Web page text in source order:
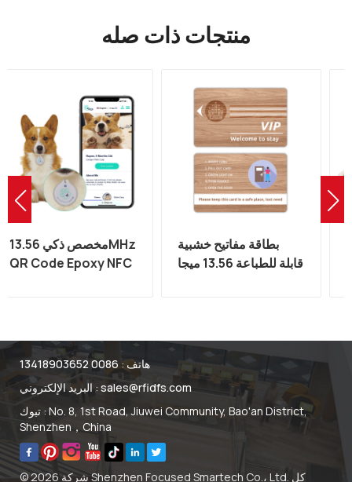
منتجات ذات صله
بطاقة مفاتيح خشبية
قابلة للطباعة 13.56 ميجا
ماء الايبوكسي الذكية
NFC رمز الاستجابة
هاتف : 0086 13418903652
البريد الإلكتروني : sales@rfidfs.com
تبوك : No. 8, 1st Road, Jiuwei Community, Bao'an District,
Shenzhen，China
© 2026 شركة Shenzhen Focused Smartech Co.، Ltd. كل